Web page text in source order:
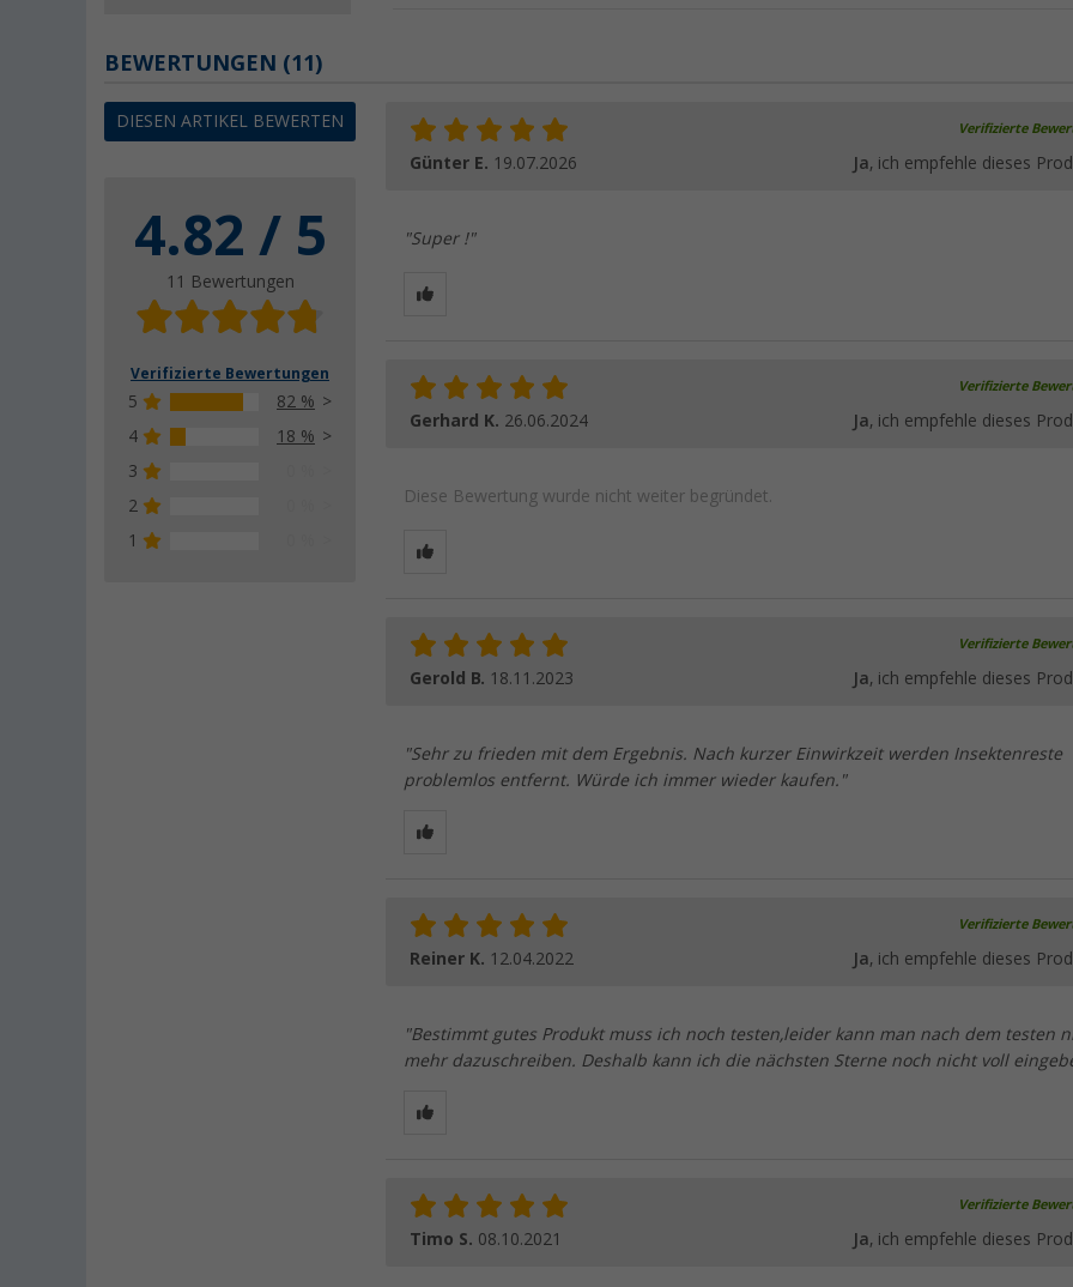
BEWERTUNGEN (11)
DIESEN ARTIKEL BEWERTEN
4.82 / 5
11 Bewertungen
Verifizierte Bewertungen
5
82 %
4
18 %
3
2
1
Verifizierte
Günter E. 19.07.2026 Ja, ich empfehle dieses
"Super !"
Verifizierte
Gerhard K. 26.06.2024 Ja, ich empfehle dieses
Diese Bewertung wurde nicht weiter begründet.
Verifizierte
Gerold B. 18.11.2023 Ja, ich empfehle dieses
"Sehr zu frieden mit dem Ergebnis. Nach kurzer Einwirkzeit werden Insektenreste
problemlos entfernt. Würde ich immer wieder kaufen."
Verifizierte
Reiner K. 12.04.2022 Ja, ich empfehle dieses
"Bestimmt gutes Produkt muss ich noch testen,leider kann man nach dem testen
mehr dazuschreiben. Deshalb kann ich die nächsten Sterne noch nicht voll
Verifizierte
Timo S. 08.10.2021 Ja, ich empfehle dieses